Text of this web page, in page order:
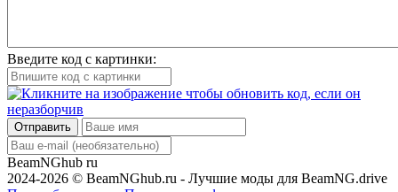
Введите код с картинки:
Отправить
BeamNGhub ru
2024-2026 © BeamNGhub.ru - Лучшие моды для BeamNG.drive